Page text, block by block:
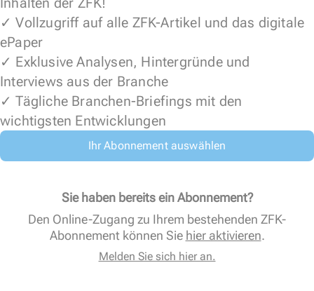
✓ Vollzugriff auf alle ZFK-Artikel und das digitale
ePaper
✓ Exklusive Analysen, Hintergründe und
Interviews aus der Branche
✓ Tägliche Branchen-Briefings mit den
wichtigsten Entwicklungen
Ihr Abonnement auswählen
Sie haben bereits ein Abonnement?
Den Online-Zugang zu Ihrem bestehenden ZFK-
Abonnement können Sie hier aktivieren.
Melden Sie sich hier an.